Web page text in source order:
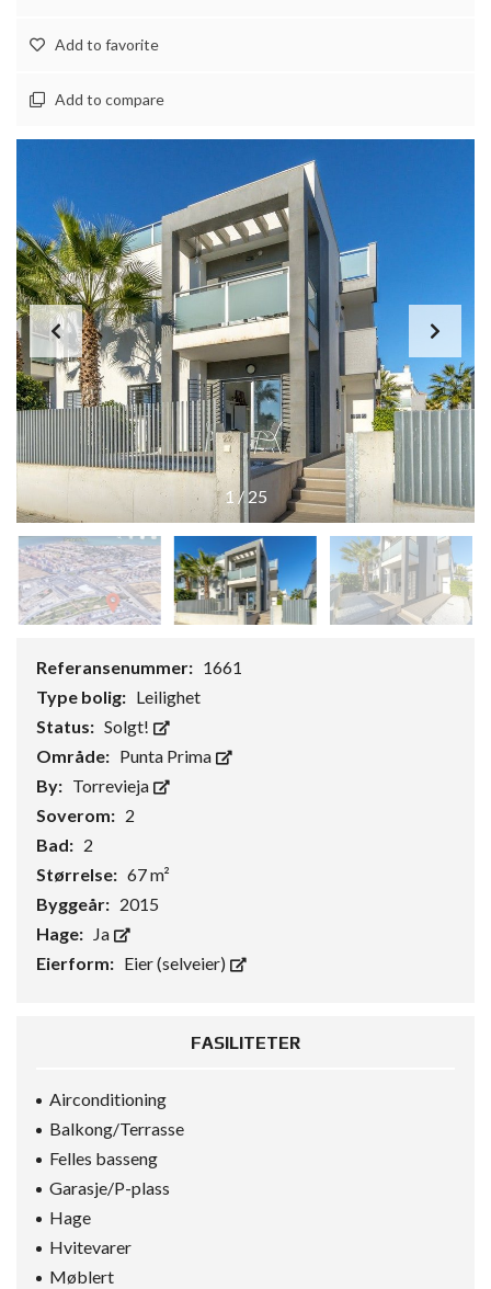
Add to favorite
Add to compare
1/ 25
Referansenummer: 1661
Type bolig: Leilighet
Status: Solgt!
Område: Punta Prima
By: Torrevieja
Soverom: 2
Bad: 2
Størrelse: 67 m²
Byggeår: 2015
Hage: Ja
Eierform: Eier (selveier)
FASILITETER
Airconditioning
Balkong/Terrasse
Felles basseng
Garasje/P-plass
Hage
Hvitevarer
Møblert